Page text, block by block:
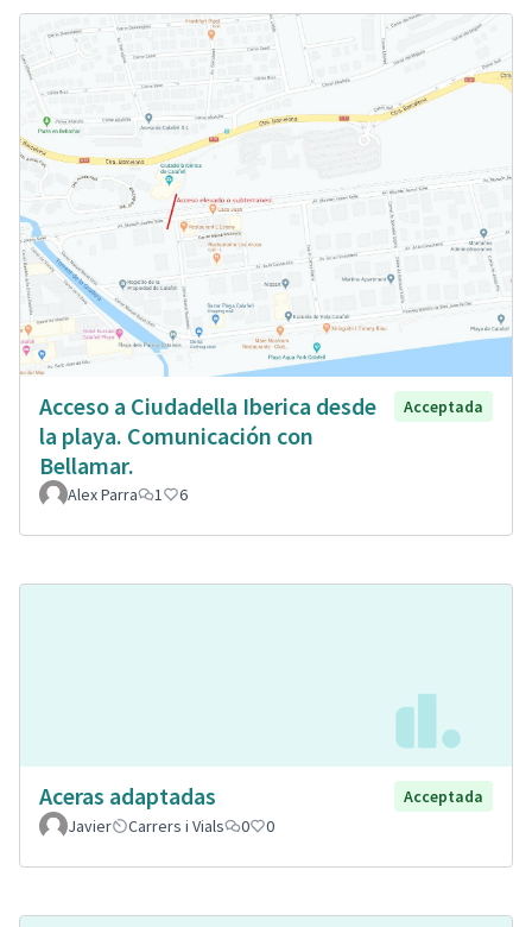
Acceso a Ciudadella Iberica desde
la playa. Comunicación con
Bellamar.
Acceptada
Alex Parra 1 6
Aceras adaptadas
Acceptada
Javier
Carrers i Vials 0 0